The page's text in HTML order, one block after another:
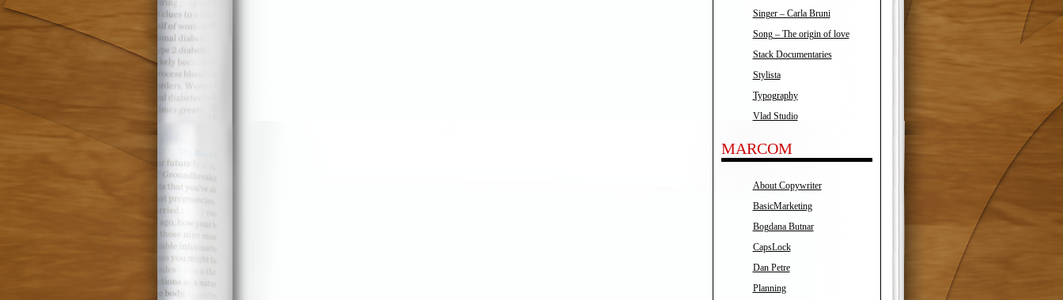
Singer – Carla Bruni
Song – The origin of love
Stack Documentaries
Stylista
Typography
Vlad Studio
MARCOM
About Copywriter
BasicMarketing
Bogdana Butnar
CapsLock
Dan Petre
Planning